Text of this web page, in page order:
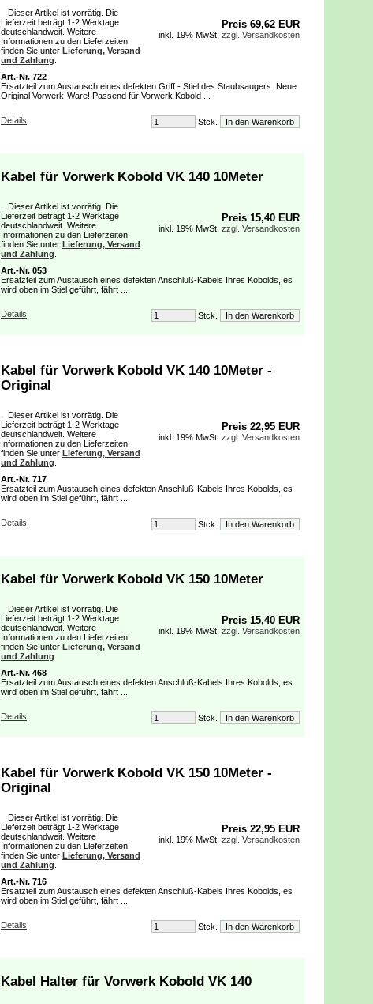
Dieser Artikel ist vorrätig. Die
Lieferzeit beträgt 1-2 Werktage
deutschlandweit. Weitere
Informationen zu den Lieferzeiten
finden Sie unter Lieferung, Versand
und Zahlung
Preis 69,62 EUR
inkl. 19% MwSt. zzgl. Versandkosten
Art.-Nr. 722
Ersatzteil zum Austausch eines defekten Griff - Stiel des Staubsaugers. Neue
Original Vorwerk-Ware! Passend für Vorwerk Kobold ...
Details Stck.
Kabel für Vorwerk Kobold VK 140 10Meter
Dieser Artikel ist vorrätig. Die
Lieferzeit beträgt 1-2 Werktage
deutschlandweit. Weitere
Informationen zu den Lieferzeiten
finden Sie unter Lieferung, Versand
und Zahlung
Preis 15,40 EUR
inkl. 19% MwSt. zzgl. Versandkosten
Art.-Nr. 053
Ersatzteil zum Austausch eines defekten Anschluß-Kabels Ihres Kobolds, es
wird oben im Stiel geführt, fährt ...
Details Stck.
Kabel für Vorwerk Kobold VK 140 10Meter -
Original
Dieser Artikel ist vorrätig. Die
Lieferzeit beträgt 1-2 Werktage
deutschlandweit. Weitere
Informationen zu den Lieferzeiten
finden Sie unter Lieferung, Versand
und Zahlung
Preis 22,95 EUR
inkl. 19% MwSt. zzgl. Versandkosten
Art.-Nr. 717
Ersatzteil zum Austausch eines defekten Anschluß-Kabels Ihres Kobolds, es
wird oben im Stiel geführt, fährt ...
Details Stck.
Kabel für Vorwerk Kobold VK 150 10Meter
Dieser Artikel ist vorrätig. Die
Lieferzeit beträgt 1-2 Werktage
deutschlandweit. Weitere
Informationen zu den Lieferzeiten
finden Sie unter Lieferung, Versand
und Zahlung
Preis 15,40 EUR
inkl. 19% MwSt. zzgl. Versandkosten
Art.-Nr. 468
Ersatzteil zum Austausch eines defekten Anschluß-Kabels Ihres Kobolds, es
wird oben im Stiel geführt, fährt ...
Details Stck.
Kabel für Vorwerk Kobold VK 150 10Meter -
Original
Dieser Artikel ist vorrätig. Die
Lieferzeit beträgt 1-2 Werktage
deutschlandweit. Weitere
Informationen zu den Lieferzeiten
finden Sie unter Lieferung, Versand
und Zahlung
Preis 22,95 EUR
inkl. 19% MwSt. zzgl. Versandkosten
Art.-Nr. 716
Ersatzteil zum Austausch eines defekten Anschluß-Kabels Ihres Kobolds, es
wird oben im Stiel geführt, fährt ...
Details Stck.
Kabel Halter für Vorwerk Kobold VK 140